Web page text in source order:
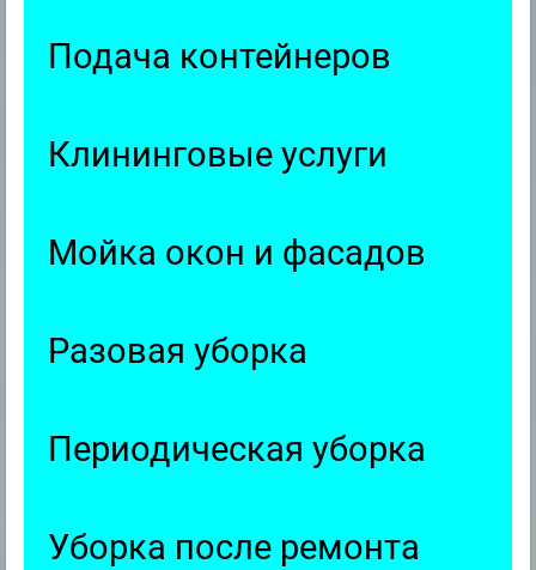
Подача контейнеров
Клининговые услуги
Мойка окон и фасадов
Разовая уборка
Периодическая уборка
Уборка после ремонта